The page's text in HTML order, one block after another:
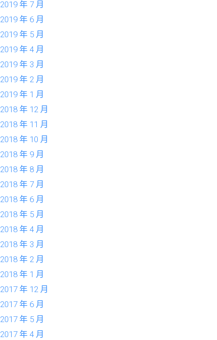
2019 年 7 月
2019 年 6 月
2019 年 5 月
2019 年 4 月
2019 年 3 月
2019 年 2 月
2019 年 1 月
2018 年 12 月
2018 年 11 月
2018 年 10 月
2018 年 9 月
2018 年 8 月
2018 年 7 月
2018 年 6 月
2018 年 5 月
2018 年 4 月
2018 年 3 月
2018 年 2 月
2018 年 1 月
2017 年 12 月
2017 年 6 月
2017 年 5 月
2017 年 4 月